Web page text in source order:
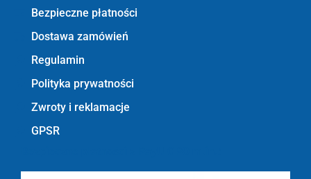
Bezpieczne płatności
Dostawa zamówień
Regulamin
Polityka prywatności
Zwroty i reklamacje
GPSR